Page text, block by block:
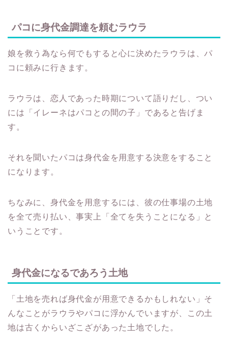
パコに身代金調達を頼むラウラ
娘を救う為なら何でもすると心に決めたラウラは、パ
コに頼みに行きます。
ラウラは、恋人であった時期について語りだし、つい
には「イレーネはパコとの間の子」であると告げま
す。
それを聞いたパコは身代金を用意する決意をすること
になります。
ちなみに、身代金を用意するには、彼の仕事場の土地
を全て売り払い、事実上「全てを失うことになる」と
いうことです。
身代金になるであろう土地
「土地を売れば身代金が用意できるかもしれない」そ
んなことがラウラやパコに浮かんでいますが、この土
地は古くからいざこざがあった土地でした。